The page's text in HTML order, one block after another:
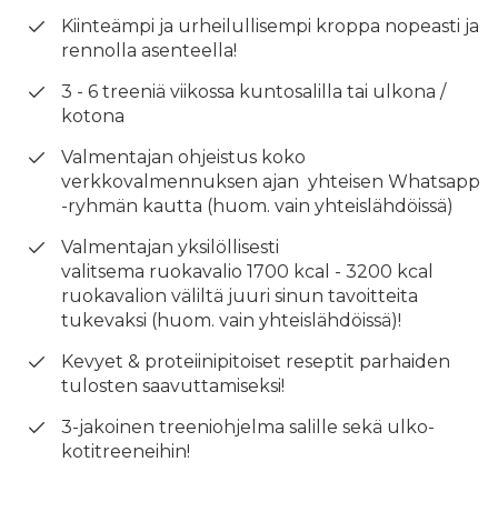
Kiinteämpi ja urheilullisempi kroppa nopeasti ja
rennolla asenteella!
3 - 6 treeniä viikossa kuntosalilla tai ulkona /
kotona
Valmentajan ohjeistus koko
verkkovalmennuksen ajan yhteisen Whatsapp
-ryhmän kautta (huom. vain yhteislähdöissä)
Valmentajan yksilöllisesti
valitsema ruokavalio 1700 kcal - 3200 kcal
ruokavalion väliltä juuri sinun tavoitteita
tukevaksi (huom. vain yhteislähdöissä)!
Kevyet & proteiinipitoiset reseptit parhaiden
tulosten saavuttamiseksi!
3-jakoinen treeniohjelma salille sekä ulko-
kotitreeneihin!